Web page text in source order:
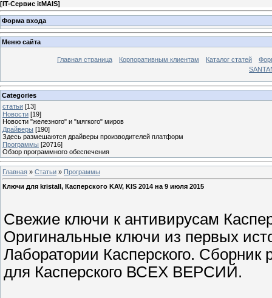
[IT-Сервис itMAIS]
Форма входа
Меню сайта
Главная страница Корпоративным клиентам Каталог статей
Categories
статьи [13]
Новости [19]
Новости "железного" и "мягкого" миров
Драйверы [190]
Здесь размешаются драйверы производителей платформ
Программы [20716]
Обзор программного обеспечения
Главная » Статьи » Программы
Ключи для kristall, Касперского KAV, KIS 2014 на 9 июля 2015
Свежие ключи к антивирусам
Оригинальные ключи из первых
Лаборатории Касперского.
для Касперского ВСЕХ ВЕРСИЙ.